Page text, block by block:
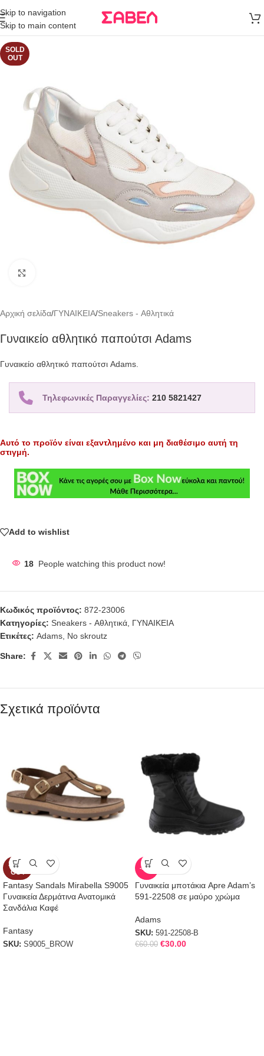
Skip to navigation
Skip to main content
άνω των 80€
Παραγγελία
SOLD
OUT
Αρχική σελίδα/ΓΥΝΑΙΚΕΙΑ/Sneakers - Αθλητικά
Γυναικείο αθλητικό παπούτσι Adams
Γυναικείο αθλητικό παπούτσι Adams.
Τηλεφωνικές Παραγγελίες: 210 5821427
Αυτό το προϊόν είναι εξαντλημένο και μη διαθέσιμο αυτή τη
στιγμή.
Add to wishlist
18 People watching this product now!
Κωδικός προϊόντος: 872-23006
Κατηγορίες: Sneakers - Αθλητικά ΓΥΝΑΙΚΕΙΑ
Ετικέτες: Adams No skroutz
Share:
Σχετικά προϊόντα
SOLD
OUT
Fantasy Sandals Mirabella S9005
Γυναικεία Δερμάτινα Ανατομικά
Σανδάλια Καφέ
Fantasy
SKU: S9005_BROW
-50%
Γυναικεία μποτάκια Apre Adam’s
591-22508 σε μαύρο χρώμα
Adams
SKU: 591-22508-B
€60.00 €30.00